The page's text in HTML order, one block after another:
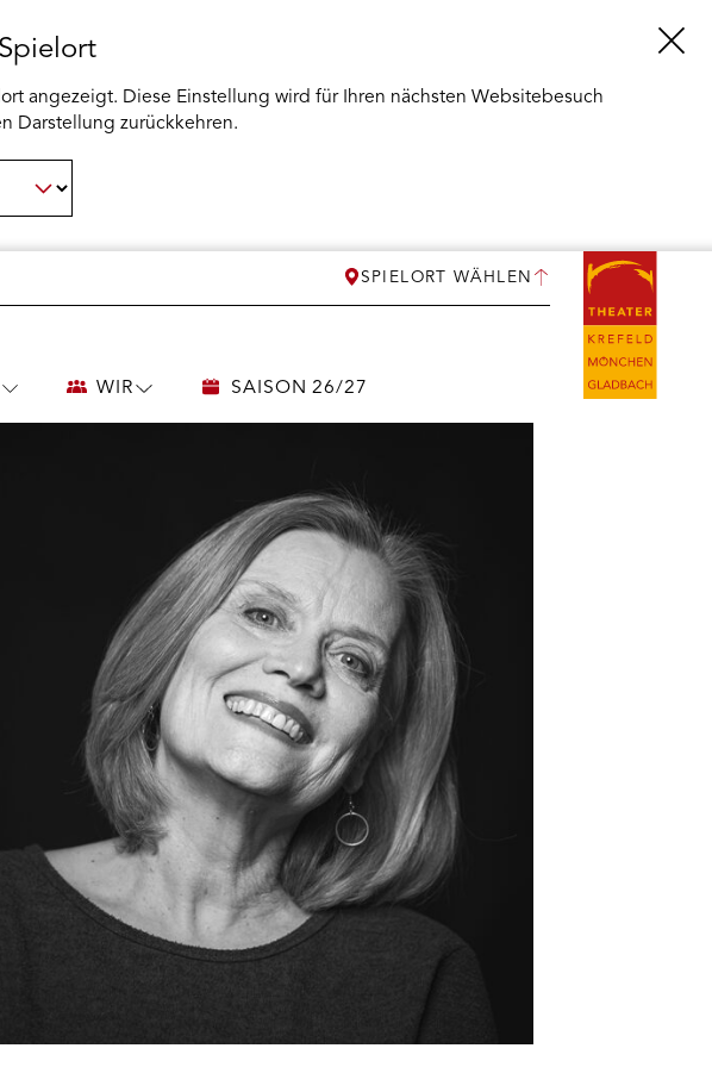
SPIELORT WÄHLEN
angezeigt. Diese Einstellung wird für Ihren nächsten Websitebesuch
Darstellung zurückkehren.
UNTERMENÜ
WIR UNTERMENÜSAISON 26/27